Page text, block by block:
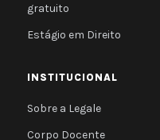
gratuito
Estágio em Direito
INSTITUCIONAL
Sobre a Legale
Corpo Docente